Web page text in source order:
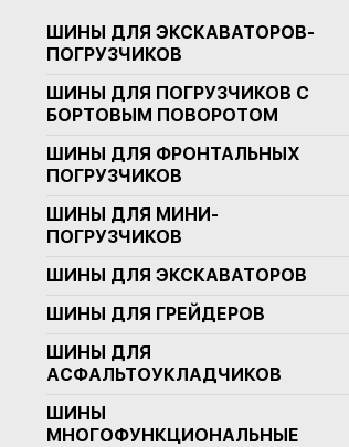
ШИНЫ ДЛЯ ЭКСКАВАТОРОВ-
ПОГРУЗЧИКОВ
ШИНЫ ДЛЯ ПОГРУЗЧИКОВ С
БОРТОВЫМ ПОВОРОТОМ
ШИНЫ ДЛЯ ФРОНТАЛЬНЫХ
ПОГРУЗЧИКОВ
ШИНЫ ДЛЯ МИНИ-
ПОГРУЗЧИКОВ
ШИНЫ ДЛЯ ЭКСКАВАТОРОВ
ШИНЫ ДЛЯ ГРЕЙДЕРОВ
ШИНЫ ДЛЯ
АСФАЛЬТОУКЛАДЧИКОВ
ШИНЫ
МНОГОФУНКЦИОНАЛЬНЫЕ